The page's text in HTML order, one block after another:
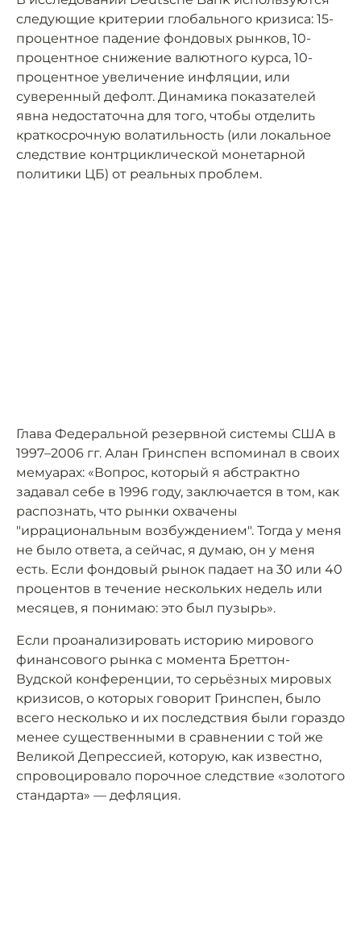
следующие критерии глобального кризиса: 15-
процентное падение фондовых рынков, 10-
процентное снижение валютного курса, 10-
процентное увеличение инфляции, или
суверенный дефолт. Динамика показателей
явна недостаточна для того, чтобы отделить
краткосрочную волатильность (или локальное
следствие контрциклической монетарной
политики ЦБ) от реальных проблем.
Глава Федеральной резервной системы США в
1997–2006 гг. Алан Гринспен вспоминал в своих
мемуарах: «Вопрос, который я абстрактно
задавал себе в 1996 году, заключается в том, как
распознать, что рынки охвачены
"иррациональным возбуждением". Тогда у меня
не было ответа, а сейчас, я думаю, он у меня
есть. Если фондовый рынок падает на 30 или 40
процентов в течение нескольких недель или
месяцев, я понимаю: это был пузырь».
Если проанализировать историю мирового
финансового рынка с момента Бреттон-
Вудской конференции, то серьёзных мировых
кризисов, о которых говорит Гринспен, было
всего несколько и их последствия были гораздо
менее существенными в сравнении с той же
Великой Депрессией, которую, как известно,
спровоцировало порочное следствие «золотого
стандарта» — дефляция.